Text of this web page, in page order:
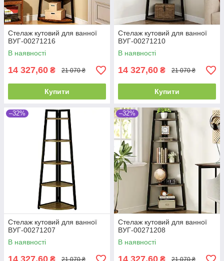
Стелаж кутовий для ванної
ВУГ-00271216
В наявності
14 327,60 ₴ 21 070 ₴
Купити
Стелаж кутовий для ванної
ВУГ-00271210
В наявності
14 327,60 ₴ 21 070 ₴
Купити
–32%
Стелаж кутовий для ванної
ВУГ-00271207
В наявності
14 327,60 ₴ 21 070 ₴
–32%
Стелаж кутовий для ванної
ВУГ-00271208
В наявності
14 327,60 ₴ 21 070 ₴